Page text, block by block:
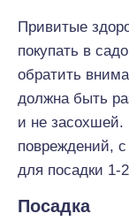
Привитые
покупать в
обратить
должна быть
и не
повреждений,
для посадки 1-
Посадка